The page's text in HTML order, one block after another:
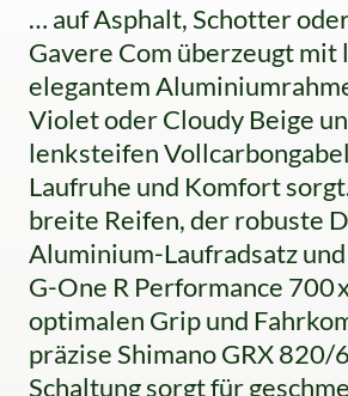
… auf Asphalt, Schotter
Gavere Com überzeugt mit
elegantem
Violet oder Cloudy Beige
lenksteifen
Laufruhe und Komfort
breite Reifen, der robuste
Aluminium-Laufradsatz
G-One R Performance 700
optimalen Grip und
präzise Shimano GRX
Schaltung sorgt für